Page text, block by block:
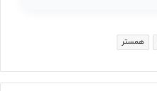
همستر